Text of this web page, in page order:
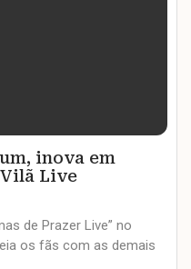
inova em
Live
de Prazer Live” no
os fãs com as demais